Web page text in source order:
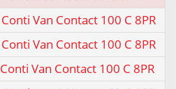
Van Contact 100 C 8PR
Van Contact 100 C 8PR
Van Contact 100 C 8PR